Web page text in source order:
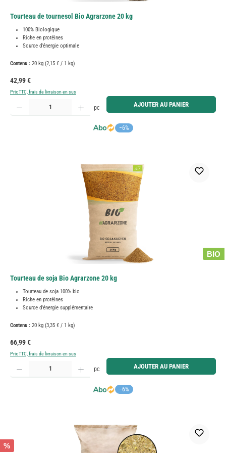
Tourteau de tournesol Bio Agrarzone 20 kg
100% Biologique
Riche en protéines
Source d'énergie optimale
Contenu : 20 kg (2,15 € / 1 kg)
Prix régulier :
42,99 €
Prix TTC, frais de livraison en sus
−6%
Quantité de produit : Entrez la quantité souhaitée ou utilisez les boutons pour augmenter ou
pc AJOUTER AU PANIER
BIO
Tourteau de soja Bio Agrarzone 20 kg
Tourteau de soja 100% bio
Riche en protéines
Source d'énergie supplémentaire
Contenu : 20 kg (3,35 € / 1 kg)
Prix régulier :
66,99 €
Prix TTC, frais de livraison en sus
−6%
Quantité de produit : Entrez la quantité souhaitée ou utilisez les boutons pour augmenter ou
pc AJOUTER AU PANIER
%